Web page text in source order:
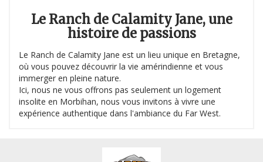
Le Ranch de Calamity Jane, une
histoire de passions
Le Ranch de Calamity Jane est un lieu unique en Bretagne,
où vous pouvez découvrir la vie amérindienne et vous
immerger en pleine nature.
Ici, nous ne vous offrons pas seulement un logement
insolite en Morbihan, nous vous invitons à vivre une
expérience authentique dans l'ambiance du Far West.